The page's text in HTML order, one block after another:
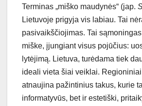
Terminas „miško maudynės“ (jap.
Lietuvoje prigyja vis labiau. Tai
pasivaikščiojimas. Tai
miške, įjungiant visus pojūčius:
lytėjimą. Lietuva, turėdama tiek
ideali vieta šiai veiklai.
atnaujina pažintinius takus, kurie
informatyvūs, bet ir estetiški,